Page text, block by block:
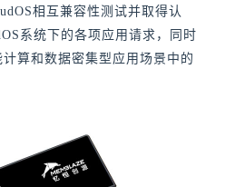
相互兼容性测试并取得认
系统下的各项应用请求，同时
算和数据密集型应用场景中的